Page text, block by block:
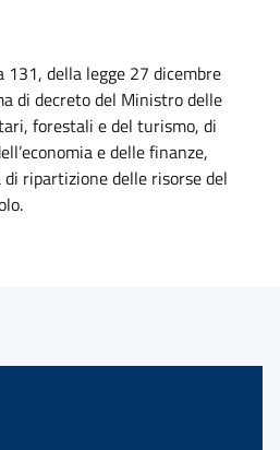
131, della legge 27 dicembre
di decreto del Ministro delle
forestali e del turismo, di
e delle finanze,
ripartizione delle risorse del